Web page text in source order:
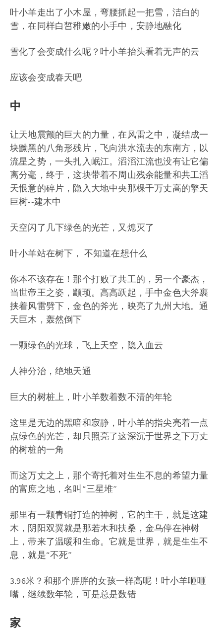
叶小羊走出了小木屋，弯腰抓起一把雪，洁白的
雪，在同样白皙稚嫩的小手中，安静地融化
雪化了会变成什么呢？叶小羊抬头看着无声的云
应该会变成春天吧
中
让天地震颤的巨大的力量，在风雷之中，凝结成一
块黝黑的八角形残片，飞向洪水流去的东南方，以
流星之势，一头扎入岷江。滔滔江流也没有让它偏
离分毫，终于，这块带着不周山残余能量和共工滔
天恨意的碎片，隐入大地中央那棵千万丈高的擎天
巨树--建木中
天空闪了几下绿色的光芒，又熄灭了
叶小羊站在树下， 不知道在想什么
你本不该存在！那个打败了共工的，另一个豪杰，
当世帝王之姿，颛顼。高高跃起，手中金色大斧裹
挟着风雷劈下，金色的斧光，映亮了九州大地。通
天巨木，轰然倒下
一颗绿色的光球，飞上天空，隐入血云
人神分治，绝地天通
巨大的树桩上，叶小羊数着数不清的年轮
这里是无边的黑暗和寂静，叶小羊的指尖亮着一点
点绿色的光芒，却只照亮了这深沉于世界之下万丈
的树桩的一角
而这万丈之上，那个寄托着对生生不息的希望力量
的富庶之地，名叫“三星堆”
那里有一颗青铜打造的神树，它的主干，就是这建
木，阴阳双翼就是那若木和扶桑，金乌停在神树
上，带来了温暖和生命。它就是世界，就是生生不
息，就是“不死”
3.96米？和那个胖胖的女孩一样高呢！叶小羊咂咂
嘴，继续数年轮，可是总是数错
家